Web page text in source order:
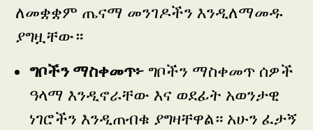
ለመቋቋም ጤናማ መንገዶችን እንዲለማመዱ
ያግዟቸው።
ግቦችን ማስቀመጥ፦ ግቦችን ማስቀመጥ ሰዎች
ዓላማ እንዲኖራቸው እና ወደፊት አወንታዊ
ነገሮችን እንዲጠብቁ ያግዛቸዋል። አሁን ፈታኝ